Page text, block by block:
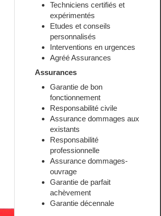
Techniciens certifiés et
expérimentés
Etudes et conseils
personnalisés
Interventions en urgences
Agréé Assurances
Assurances
Garantie de bon
fonctionnement
Responsabilité civile
Assurance dommages aux
existants
Responsabilité
professionnelle
Assurance dommages-
ouvrage
Garantie de parfait
achèvement
Garantie décennale